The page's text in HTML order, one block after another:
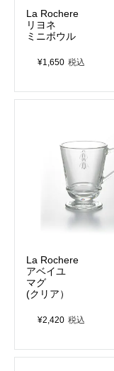
La Rochere
リヨネ
ミニボウル
¥1,650 税込
La Rochere
アベイユ
マグ
(クリア）
¥2,420 税込